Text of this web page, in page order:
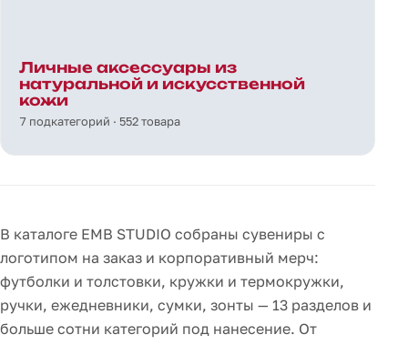
Личные аксессуары из
натуральной и искусственной
кожи
7 подкатегорий · 552 товара
В каталоге EMB STUDIO собраны сувениры с
логотипом на заказ и корпоративный мерч:
футболки и толстовки, кружки и термокружки,
ручки, ежедневники, сумки, зонты — 13 разделов и
больше сотни категорий под нанесение. От